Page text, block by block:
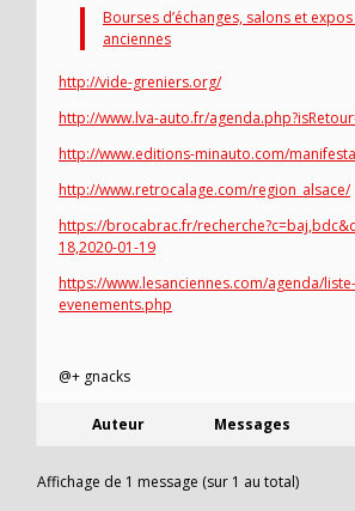
Bourses d’échanges, salons et
anciennes
http://vide-greniers.org/
http://www.lva-auto.fr/
http://www.editions-minauto.com/
http://www.retrocalage.com/region_alsace/
https://brocabrac.fr/
18,2020-01-19
https://www.lesanciennes.com/agenda/
evenements.php
@+ gnacks
Auteur Messages
Affichage de 1 message (sur 1 au total)